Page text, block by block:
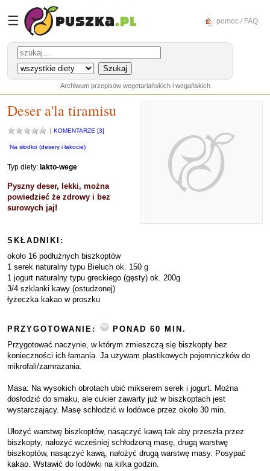
☰ pomoc / FAQ
Archiwum przepisów wegetariańskich i wegańskich
Deser a'la tiramisu
| KOMENTARZE [3]
Na słodko (desery i łakocie)
Typ diety: lakto-wege
Pyszny deser, lekki, można
powiedzieć że zdrowy i bez
surowych jaj!
SKŁADNIKI:
około 16 podłużnych biszkoptów
1 serek naturalny typu Bieluch ok. 150 g
1 jogurt naturalny typu greckiego (gęsty) ok. 200g
3/4 szklanki kawy (ostudzonej)
łyżeczka kakao w proszku
PRZYGOTOWANIE:
PONAD 60 MIN.
Przygotować naczynie, w którym zmieszczą się biszkopty bez
konieczności ich łamania. Ja używam plastikowych pojemniczków do
mikrofali/zamrażania.
Masa: Na wysokich obrotach ubić mikserem serek i jogurt. Można
dosłodzić do smaku, ale cukier zawarty już w biszkoptach jest
wystarczający. Masę schłodzić w lodówce przez około 30 min.
Ułożyć warstwę biszkoptów, nasączyć kawą tak aby przeszła przez
biszkopty, nałożyć wcześniej schłodzoną masę, drugą warstwę
biszkoptów, nasączyć kawą, nałożyć drugą warstwę masy. Posypać
kakao. Wstawić do lodówki na kilka godzin.